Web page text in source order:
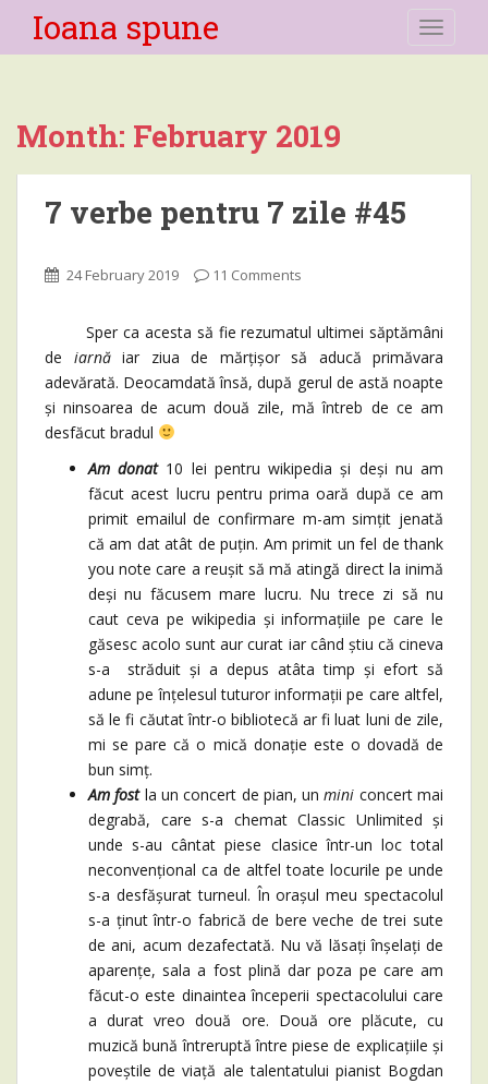
Ioana spune
Month: February 2019
7 verbe pentru 7 zile #45
24 February 2019 11 Comments
Sper ca acesta să fie rezumatul ultimei săptămâni
de iarnăiar ziua de mărțișor să aducă primăvara
adevărată. Deocamdată însă, după gerul de astă noapte
și ninsoarea de acum două zile, mă întreb de ce am
desfăcut bradul
Am donat10 lei pentru wikipedia și deși nu am
făcut acest lucru pentru prima oară după ce am
primit emailul de confirmare m-am simțit jenată
că am dat atât de puțin. Am primit un fel de thank
you note care a reușit să mă atingă direct la inimă
deși nu făcusem mare lucru. Nu trece zi să nu
caut ceva pe wikipedia și informațiile pe care le
găsesc acolo sunt aur curat iar când știu că cineva
s-a străduit și a depus atâta timp și efort să
adune pe înțelesul tuturor informații pe care altfel,
să le fi căutat într-o bibliotecă ar fi luat luni de zile,
mi se pare că o mică donație este o dovadă de
bun simț.
Am fostla un concert de pian, unmini concert mai
degrabă, care s-a chemat Classic Unlimited și
unde s-au cântat piese clasice într-un loc total
neconvențional ca de altfel toate locurile pe unde
s-a desfășurat turneul. În orașul meu spectacolul
s-a ținut într-o fabrică de bere veche de trei sute
de ani, acum dezafectată. Nu vă lăsați înșelați de
aparențe, sala a fost plină dar poza pe care am
făcut-o este dinaintea începerii spectacolului care
a durat vreo două ore. Două ore plăcute, cu
muzică bună întreruptă între piese de explicațiile și
poveștile de viață ale talentatului pianist Bogdan